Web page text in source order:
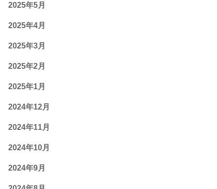
2025年5月
2025年4月
2025年3月
2025年2月
2025年1月
2024年12月
2024年11月
2024年10月
2024年9月